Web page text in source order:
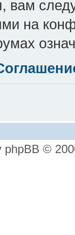
вам
на
phpBB ©